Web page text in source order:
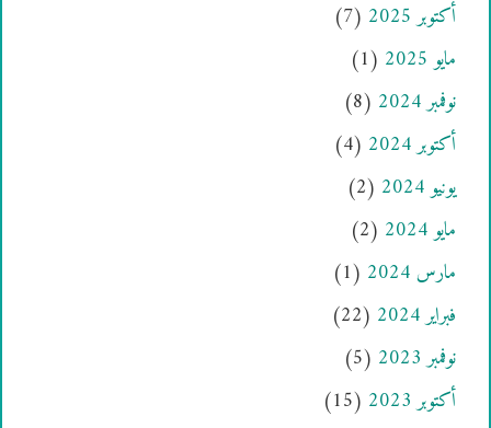
أكتوبر 2025
(7)
مايو 2025
(1)
نوفمبر 2024
(8)
أكتوبر 2024
(4)
يونيو 2024
(2)
مايو 2024
(2)
مارس 2024
(1)
فبراير 2024
(22)
نوفمبر 2023
(5)
أكتوبر 2023
(15)